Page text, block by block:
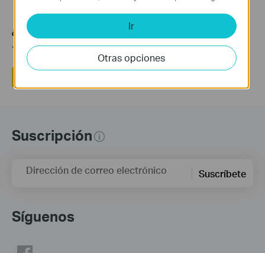
¿Es útil este artículo?
Tus comentarios nos ayudan a mejorar esta web.
Suscripción
Dirección de correo electrónico Suscríbete
Síguenos
Ir
Otras opciones